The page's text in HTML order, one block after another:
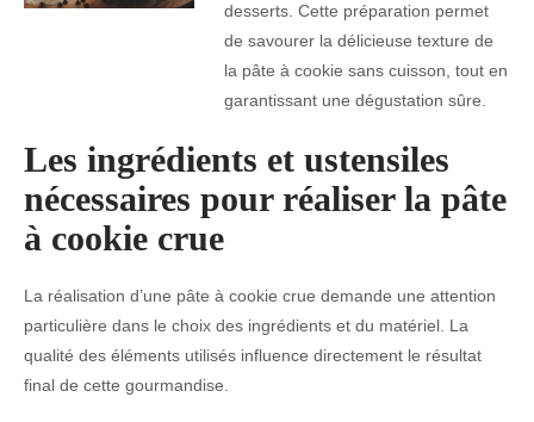
desserts. Cette préparation permet
de savourer la délicieuse texture de
la pâte à cookie sans cuisson, tout en
garantissant une dégustation sûre.
Les ingrédients et ustensiles
nécessaires pour réaliser la pâte
à cookie crue
La réalisation d’une pâte à cookie crue demande une attention
particulière dans le choix des ingrédients et du matériel. La
qualité des éléments utilisés influence directement le résultat
final de cette gourmandise.